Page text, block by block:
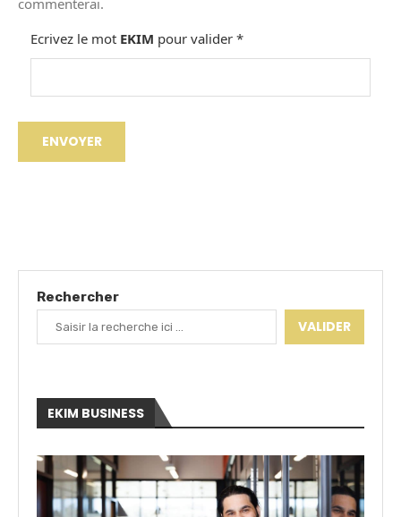
Ecrivez le mot EKIM pour valider *
Rechercher
VALIDER
EKIM BUSINESS